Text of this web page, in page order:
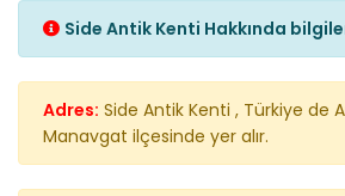
Side Antik Kenti Hakkında
Adres: Side Antik Kenti , Türkiye de
Manavgat ilçesinde yer alır.